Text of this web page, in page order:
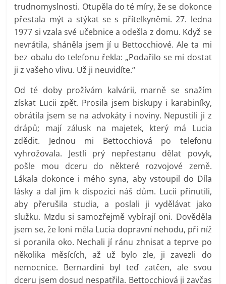
trudnomyslnosti. Otupěla do té míry, že se dokonce
přestala mýt a stýkat se s přítelkyněmi. 27. ledna
1977 si vzala své učebnice a odešla z domu. Když se
nevrátila, sháněla jsem jí u Bettocchiové. Ale ta mi
bez obalu do telefonu řekla: „Podařilo se mi dostat
ji z vašeho vlivu. Už ji neuvidíte.“
Od té doby prožívám kalvárii, marně se snažím
získat Lucii zpět. Prosila jsem biskupy i karabiníky,
obrátila jsem se na advokáty i noviny. Nepustili ji z
drápů; mají zálusk na majetek, který má Lucia
zdědit. Jednou mi Bettocchiová po telefonu
vyhrožovala. Jestli prý nepřestanu dělat povyk,
pošle mou dceru do některé rozvojové země.
Lákala dokonce i mého syna, aby vstoupil do Díla
lásky a dal jim k dispozici náš dům. Lucii přinutili,
aby přerušila studia, a poslali ji vydělávat jako
služku. Mzdu si samozřejmě vybírají oni. Dověděla
jsem se, že loni měla Lucia dopravní nehodu, při níž
si poranila oko. Nechali jí ránu zhnisat a teprve po
několika měsících, až už bylo zle, ji zavezli do
nemocnice. Bernardini byl teď zatčen, ale svou
dceru jsem dosud nespatřila. Bettocchiová ji zavčas